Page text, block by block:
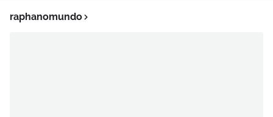
raphanomundo